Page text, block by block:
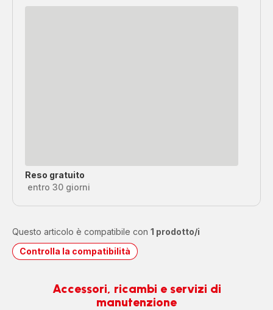
Reso gratuito
entro 30 giorni
Questo articolo è compatibile con 1 prodotto/i
Controlla la compatibilità
Accessori, ricambi e servizi di
manutenzione